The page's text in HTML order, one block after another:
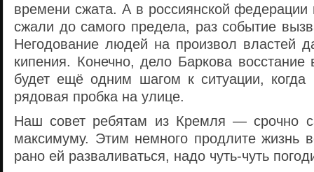
времени сжата. А в россиянской федерации
сжали до самого предела, раз событие
Негодование людей на произвол властей
кипения. Конечно, дело Баркова
будет ещё одним шагом к ситуации, когда
рядовая пробка на улице.
Наш совет ребятам из Кремля — срочно
максимуму. Этим немного продлите жизнь
рано ей разваливаться, надо чуть-чуть